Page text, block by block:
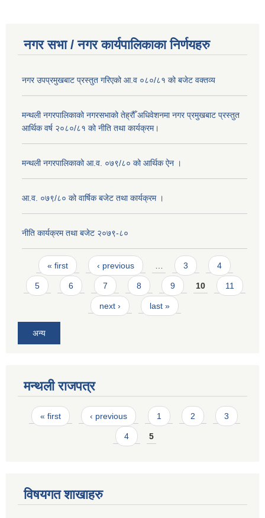
नगर सभा / नगर कार्यपालिकाका निर्णयहरु
नगर उपप्रमुखबाट प्रस्तुत गरिएको आ.व ०८०/८१ को बजेट वक्तव्य
मन्थली नगरपालिकाको नगरसभाको तेह्रौँ अधिवेशनमा नगर प्रमुखबाट प्रस्तुत
आर्थिक वर्ष २०८०/८१ को नीति तथा कार्यक्रम।
मन्थली नगरपालिकाको आ.व. ०७९/८० को आर्थिक ऐन ।
आ.व. ०७९/८० को वार्षिक बजेट तथा कार्यक्रम ।
नीति कार्यक्रम तथा बजेट २०७९-८०
Pages
« first ‹ previous 3 4
5 6 7 8 9 10 11
next › last »
अन्य
मन्थली राजपत्र
Pages
« first ‹ previous 1 2 3
4 5
विषयगत शाखाहरु